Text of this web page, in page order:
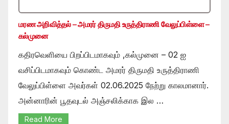
மரண அறிவித்தல் – அமரர் திருமதி உருத்திராணி வேலுப்பிள்ளை –
கல்முனை
கதிரவெளியை பிறப்பிடமாகவும் ,கல்முனை – 02 ஐ
வசிப்பிடமாகவும் கொண்ட அமரர் திருமதி உருத்திராணி
வேலுப்பிள்ளை அவர்கள் 02.06.2025 நேற்று காலமானார்.
அன்னாரின் பூதவுடல் அஞ்சலிக்காக இல …
Read More